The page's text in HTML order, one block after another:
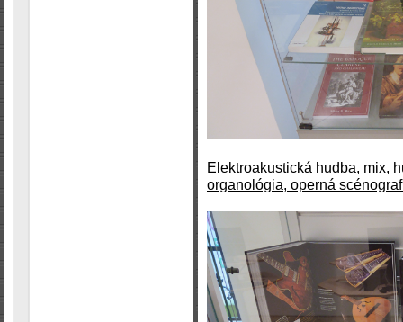
Elektroakustická hudba, mix,
organológia, operná